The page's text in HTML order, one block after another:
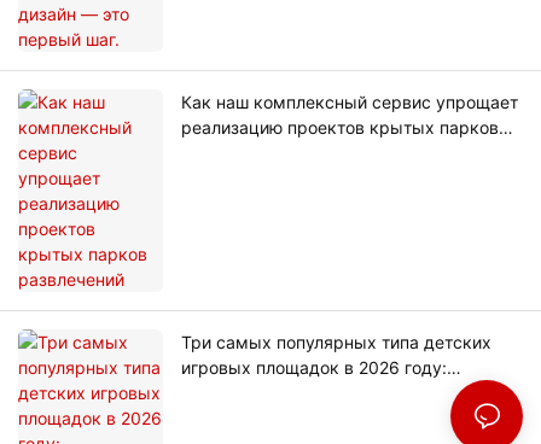
Как наш комплексный сервис упрощает
реализацию проектов крытых парков
Три самых популярных типа детских
игровых площадок в 2026 году:
образовательно-развлекательные,
тематические и тренды экономики